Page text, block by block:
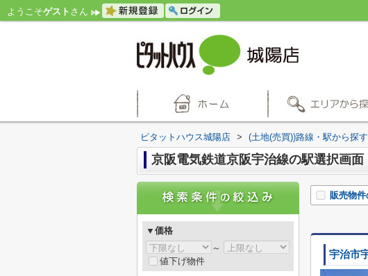
ようこそゲスト さん
ピタットハウス城陽店 > (土地(売買))路線・駅から探す
京阪電気鉄道京阪宇治線の駅選択画面
販売物
宇治市
▼価格
～
値下げ物件